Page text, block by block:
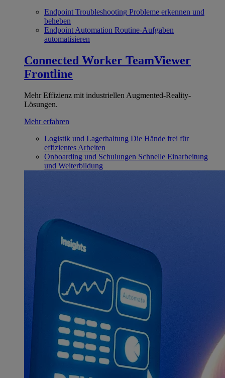
Endpoint Troubleshooting Probleme erkennen und
beheben
Endpoint Automation Routine-Aufgaben
automatisieren
Connected Worker TeamViewer
Frontline
Mehr Effizienz mit industriellen Augmented-Reality-
Lösungen.
Mehr erfahren
Logistik und Lagerhaltung Die Hände frei für
effizientes Arbeiten
Onboarding und Schulungen Schnelle Einarbeitung
und Weiterbildung